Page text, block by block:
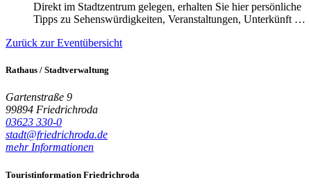
Direkt im Stadtzentrum gelegen, erhalten Sie hier persönliche
Tipps zu Sehenswürdigkeiten, Veranstaltungen, Unterkünft …
Zurück zur Eventübersicht
Rathaus / Stadtverwaltung
Gartenstraße 9
99894 Friedrichroda
03623 330-0
stadt@friedrichroda.de
mehr Informationen
Touristinformation Friedrichroda